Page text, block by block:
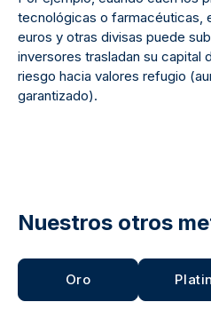
tecnológicas o farmacéuticas,
euros y otras divisas puede
inversores trasladan su capital
riesgo hacia valores refugio
garantizado).
Nuestros otros
Oro